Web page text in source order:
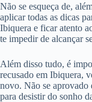
Não se esqueça de,
aplicar todas as dicas
Ibiquera e ficar atento
te impedir de alcançar
Além disso tudo, é
recusado em Ibiquera,
novo. Não se aprovado
para desistir do sonho